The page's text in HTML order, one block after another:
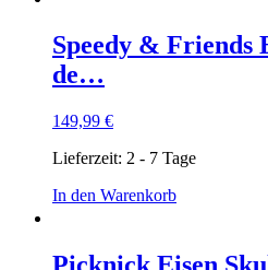
Speedy & Friends
de…
149,99 €
Lieferzeit: 2 - 7 Tage
In den Warenkorb
Picknick Eisen